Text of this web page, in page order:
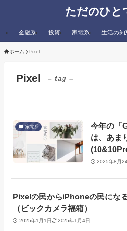
ただのひと
金融系 投資 家電系 生活の知
ホーム Pixel
Pixel – tag –
家電系
今年の「
は、あま
2025年8月
Pixelの民からiPhoneの民にな
（ビックカメラ福箱）
2025年1月1日 2025年1月4日